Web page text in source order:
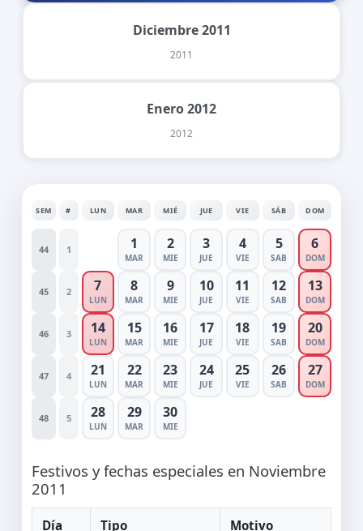
Diciembre 2011
2011
Enero 2012
2012
SEM # LUN MAR MIÉ JUE VIE SÁB DOM
44 1 1
MAR
2
MIE
3
JUE
4
VIE
5
SAB
6
DOM
45 2 7
LUN
8
MAR
9
MIE
10
JUE
11
VIE
12
SAB
13
DOM
46 3 14
LUN
15
MAR
16
MIE
17
JUE
18
VIE
19
SAB
20
DOM
47 4 21
LUN
22
MAR
23
MIE
24
JUE
25
VIE
26
SAB
27
DOM
48 5 28
LUN
29
MAR
30
MIE
Festivos y fechas especiales en Noviembre
2011
Día Tipo Motivo